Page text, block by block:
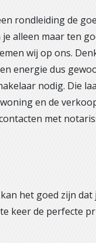
rondleiding de
alleen maar ten
wij op ons.
energie dus
nodig. Die
en de
met
het goed zijn
keer de perfecte